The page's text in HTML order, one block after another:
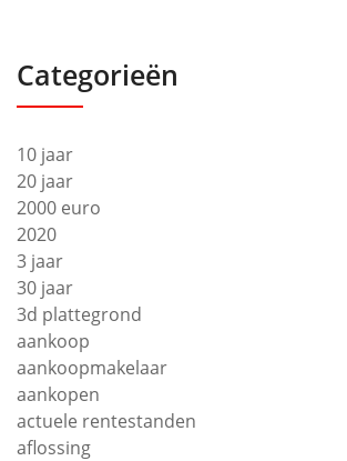
Categorieën
10 jaar
20 jaar
2000 euro
2020
3 jaar
30 jaar
3d plattegrond
aankoop
aankoopmakelaar
aankopen
actuele rentestanden
aflossing